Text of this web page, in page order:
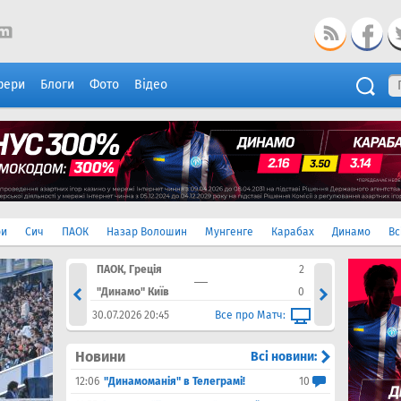
Блоги Фото Відео
Сич ПАОК Назар Волошин Мунгенге Карабах Динамо
2
3
ПАОК, Греція
2
"Динамо" Київ
0
30.07.2026 20:45
Все про Матч:
Новини Всі новини:
12:06 "Динамоманія" в Телеграмі!
10